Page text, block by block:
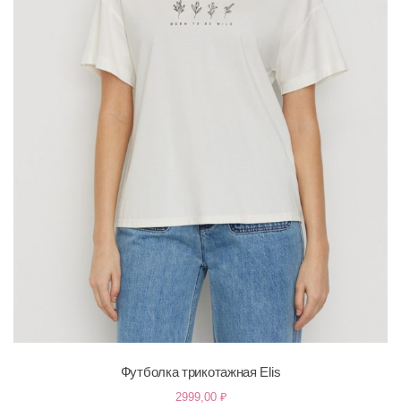
Футболка трикотажная Elis
2999,00 ₽